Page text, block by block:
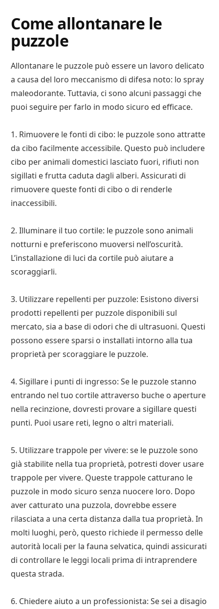
Come allontanare le
puzzole
Allontanare le puzzole può essere un lavoro delicato
a causa del loro meccanismo di difesa noto: lo spray
maleodorante. Tuttavia, ci sono alcuni passaggi che
puoi seguire per farlo in modo sicuro ed efficace.
1. Rimuovere le fonti di cibo: le puzzole sono attratte
da cibo facilmente accessibile. Questo può includere
cibo per animali domestici lasciato fuori, rifiuti non
sigillati e frutta caduta dagli alberi. Assicurati di
rimuovere queste fonti di cibo o di renderle
inaccessibili.
2. Illuminare il tuo cortile: le puzzole sono animali
notturni e preferiscono muoversi nell’oscurità.
L’installazione di luci da cortile può aiutare a
scoraggiarli.
3. Utilizzare repellenti per puzzole: Esistono diversi
prodotti repellenti per puzzole disponibili sul
mercato, sia a base di odori che di ultrasuoni. Questi
possono essere sparsi o installati intorno alla tua
proprietà per scoraggiare le puzzole.
4. Sigillare i punti di ingresso: Se le puzzole stanno
entrando nel tuo cortile attraverso buche o aperture
nella recinzione, dovresti provare a sigillare questi
punti. Puoi usare reti, legno o altri materiali.
5. Utilizzare trappole per vivere: se le puzzole sono
già stabilite nella tua proprietà, potresti dover usare
trappole per vivere. Queste trappole catturano le
puzzole in modo sicuro senza nuocere loro. Dopo
aver catturato una puzzola, dovrebbe essere
rilasciata a una certa distanza dalla tua proprietà. In
molti luoghi, però, questo richiede il permesso delle
autorità locali per la fauna selvatica, quindi assicurati
di controllare le leggi locali prima di intraprendere
questa strada.
6. Chiedere aiuto a un professionista: Se sei a disagio